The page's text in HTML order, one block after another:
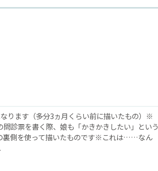
ります（多分3ヵ月くらい前に描いたもの）※
診票を書く際、娘も「かきかきしたい」という
裏側を使って描いたものです※これは……なん